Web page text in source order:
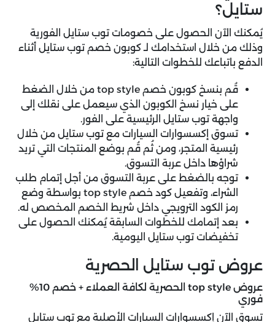
ستايل؟
يُمكنك الآن الحصول على خصومات توب ستايل الفورية
وذلك من خلال استخدامك لـ كوبون خصم توب ستايل أثناء
الدفع باتباعك للخطوات التالية:
قُم بنسخ كوبون خصم top style من خلال الضغط
على خيار نسخ الكوبون الذي سيعمل على نقلك إلى
واجهة توب ستايل الرئيسية على الفور.
تسوق إكسسوارات السيارات مع توب ستايل من خلال
رئيسية المتجر، ومن ثُم قُم بوضع المنتجات التي تريد
شراؤها داخل عربة التسوق.
توجه بالضغط على عربة التسوق من أجل إتمام طلب
الشراء، وتفعيل كود خصم top style بواسطة وضع
رمز الكود الترويجي داخل شريط الخصم المخصص له.
بعد إتمامك للخطوات السابقة يُمكنك الحصول على
تخفيضات توب ستايل اليومية.
عروض توب ستايل الحصرية
عروض top style الحصرية لكافة العملاء + خصم 10%
فوري
تسوق الآن إكسسوارات السيارات الأصلية مع توب ستايل